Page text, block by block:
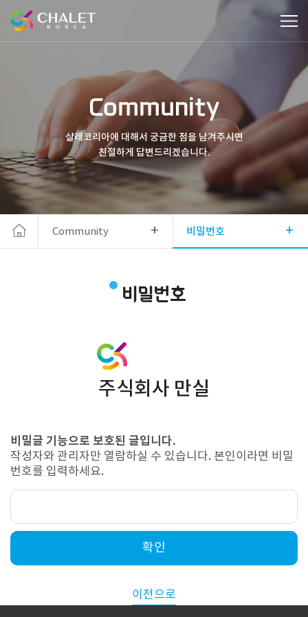
Community
샬레코리아에 대해서 궁금한 점을 남겨주시면
친절하게 답변드리겠습니다.
Community + 비밀번호 +
비밀번호
주식회사 만실
비밀글 기능으로 보호된 글입니다.
작성자와 관리자만 열람하실 수 있습니다. 본인이라면 비밀
번호를 입력하세요.
확인
이전으로